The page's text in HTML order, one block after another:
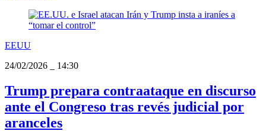
EEUU
24/02/2026
14:30
Trump prepara contraataque en discurso
ante el Congreso tras revés judicial por
aranceles